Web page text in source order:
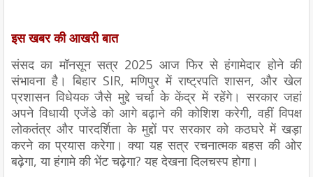
इस खबर की आखरी बात
संसद का मॉनसून सत्र 2025 आज फिर से हंगामेदार होने की
संभावना है। बिहार SIR, मणिपुर में राष्ट्रपति शासन, और खेल
प्रशासन विधेयक जैसे मुद्दे चर्चा के केंद्र में रहेंगे। सरकार जहां
अपने विधायी एजेंडे को आगे बढ़ाने की कोशिश करेगी, वहीं विपक्ष
लोकतंत्र और पारदर्शिता के मुद्दों पर सरकार को कठघरे में खड़ा
करने का प्रयास करेगा। क्या यह सत्र रचनात्मक बहस की ओर
बढ़ेगा, या हंगामे की भेंट चढ़ेगा? यह देखना दिलचस्प होगा।